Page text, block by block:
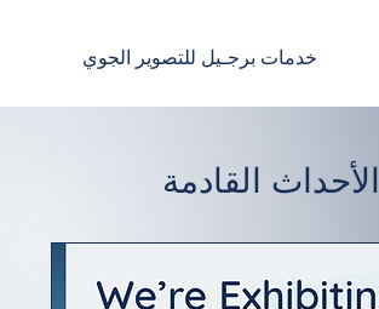
خدمات برجـيل للتصوير الجوي
الأحداث القادمة